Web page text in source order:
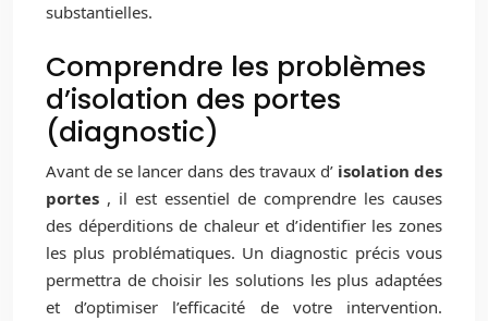
substantielles.
Comprendre les problèmes
d’isolation des portes
(diagnostic)
Avant de se lancer dans des travaux d’ isolation des
portes , il est essentiel de comprendre les causes
des déperditions de chaleur et d’identifier les zones
les plus problématiques. Un diagnostic précis vous
permettra de choisir les solutions les plus adaptées
et d’optimiser l’efficacité de votre intervention.